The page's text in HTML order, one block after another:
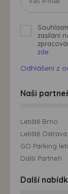
zasílání
zde.
Odhlášení z
Naši
Letiště Brno
Letiště Ostrava
GO Parking
Další Partneři
Další